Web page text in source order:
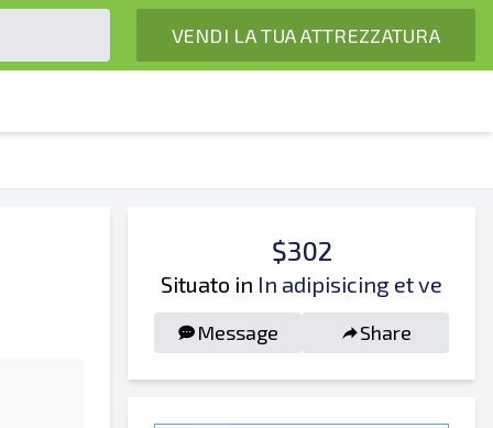
VENDI LA TUA ATTREZZATURA
$302
Situato in In adipisicing et ve
Message Share